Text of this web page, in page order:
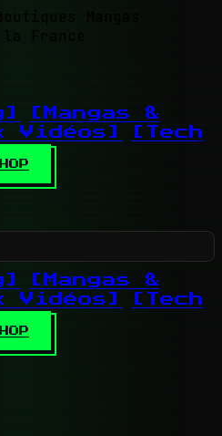
Mangas
France
[Mangas &
Vidéos]
[Tech
[Mangas &
Vidéos]
[Tech